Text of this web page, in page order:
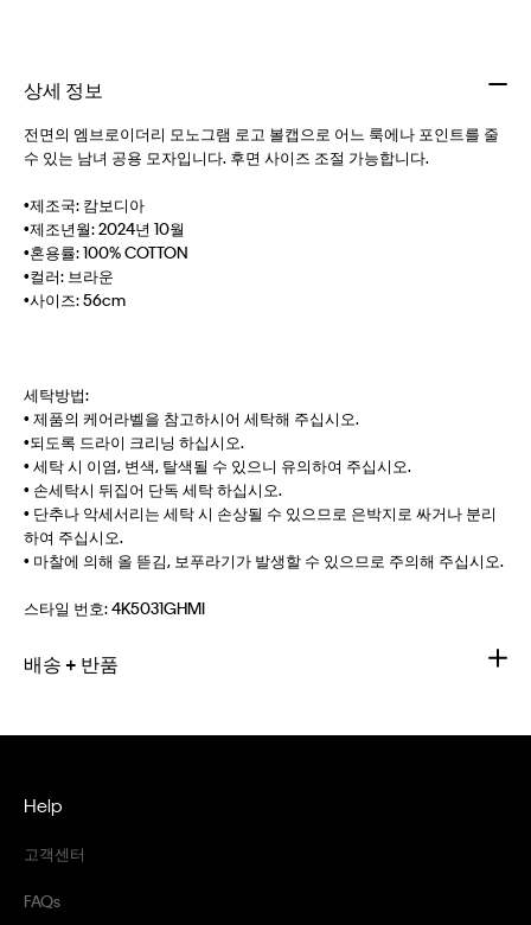
상세 정보
전면의 엠브로이더리 모노그램 로고 볼캡으로 어느 룩에나 포인트를 줄
수 있는 남녀 공용 모자입니다. 후면 사이즈 조절 가능합니다.
•제조국: 캄보디아
•제조년월: 2024년 10월
•혼용률: 100% COTTON
•컬러: 브라운
•사이즈: 56cm
세탁방법:
• 제품의 케어라벨을 참고하시어 세탁해 주십시오.
•되도록 드라이 크리닝 하십시오.
• 세탁 시 이염, 변색, 탈색될 수 있으니 유의하여 주십시오.
• 손세탁시 뒤집어 단독 세탁 하십시오.
• 단추나 악세서리는 세탁 시 손상될 수 있으므로 은박지로 싸거나 분리
하여 주십시오.
• 마찰에 의해 올 뜯김, 보푸라기가 발생할 수 있으므로 주의해 주십시오.
스타일 번호:4K5031GHMI
배송 + 반품
Help
고객센터
FAQs